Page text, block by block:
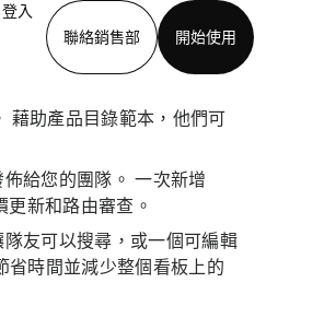
登入
聯絡銷售部
開始使用
藉助產品目錄範本，他們可
給您的團隊。 一次新增
新和路由審查。
友可以搜尋，或一個可編輯
省時間並減少整個看板上的